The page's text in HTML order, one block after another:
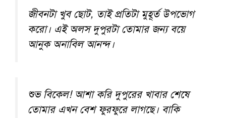
জীবনটা খুব ছোট, তাই প্রতিটা মুহূর্ত উপভোগ
করো। এই অলস দুপুরটা তোমার জন্য বয়ে
আনুক অনাবিল আনন্দ।
শুভ বিকেল! আশা করি দুপুরের খাবার শেষে
তোমার এখন বেশ ফুরফুরে লাগছে। বাকি